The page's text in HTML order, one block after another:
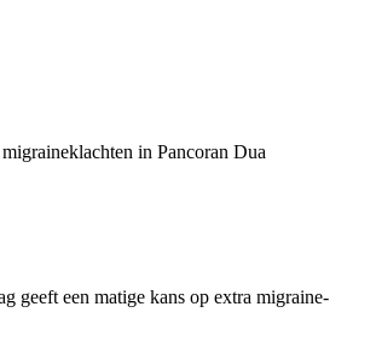
in Pancoran Dua
geeft een matige kans op extra migraine-